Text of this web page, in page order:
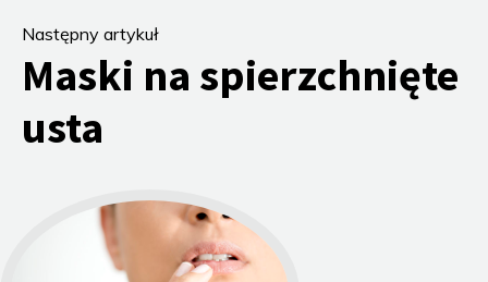
Następny artykuł
Maski na spierzchnięte
usta